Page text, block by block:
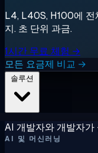
L4, L40S, H100에 전
지. 초 단위 과금.
1시간 무료 체험 →
모든 요금제 비교 →
AI 개발자와 개발자가
AI 및 머신러닝